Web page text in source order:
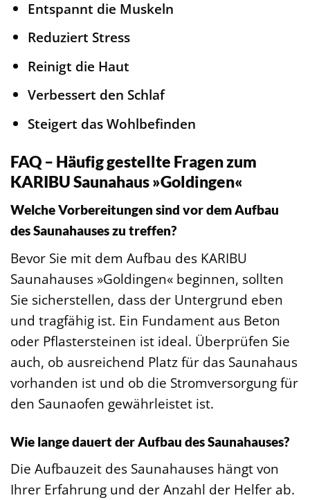
Entspannt die Muskeln
Reduziert Stress
Reinigt die Haut
Verbessert den Schlaf
Steigert das Wohlbefinden
FAQ – Häufig gestellte Fragen zum
KARIBU Saunahaus »Goldingen«
Welche Vorbereitungen sind vor dem Aufbau
des Saunahauses zu treffen?
Bevor Sie mit dem Aufbau des KARIBU
Saunahauses »Goldingen« beginnen, sollten
Sie sicherstellen, dass der Untergrund eben
und tragfähig ist. Ein Fundament aus Beton
oder Pflastersteinen ist ideal. Überprüfen Sie
auch, ob ausreichend Platz für das Saunahaus
vorhanden ist und ob die Stromversorgung für
den Saunaofen gewährleistet ist.
Wie lange dauert der Aufbau des Saunahauses?
Die Aufbauzeit des Saunahauses hängt von
Ihrer Erfahrung und der Anzahl der Helfer ab.